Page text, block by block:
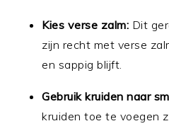
Kies verse zalm: Dit
zijn recht met verse
en sappig blijft.
Gebruik kruiden naar
kruiden toe te voegen